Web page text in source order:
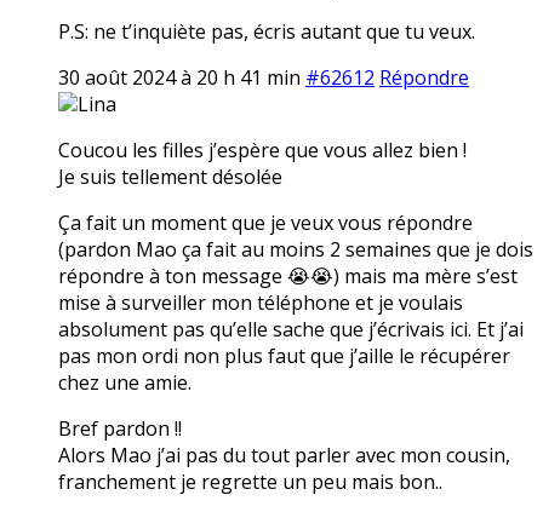
P.S: ne t’inquiète pas, écris autant que tu veux.
30 août 2024 à 20 h 41 min #62612 Répondre
Lina
Coucou les filles j’espère que vous allez bien !
Je suis tellement désolée
Ça fait un moment que je veux vous répondre
(pardon Mao ça fait au moins 2 semaines que je dois
répondre à ton message 😭😭) mais ma mère s’est
mise à surveiller mon téléphone et je voulais
absolument pas qu’elle sache que j’écrivais ici. Et j’ai
pas mon ordi non plus faut que j’aille le récupérer
chez une amie.
Bref pardon !!
Alors Mao j’ai pas du tout parler avec mon cousin,
franchement je regrette un peu mais bon..